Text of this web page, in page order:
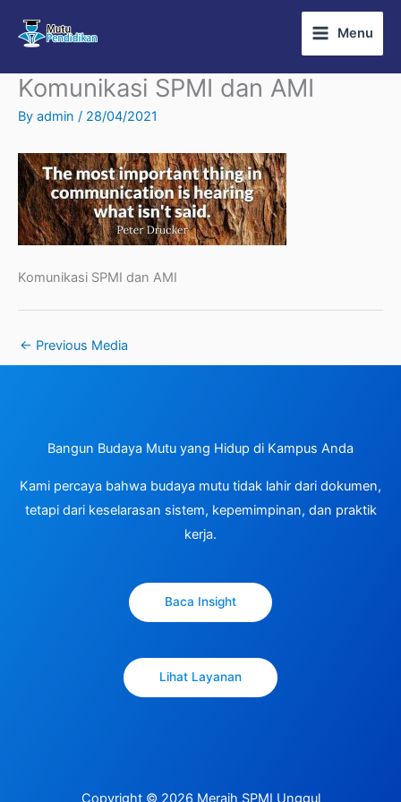
Menu
Komunikasi SPMI dan AMI
By admin / 28/04/2021
Komunikasi SPMI dan AMI
← Previous Media
Bangun Budaya Mutu yang Hidup di Kampus Anda
Kami percaya bahwa budaya mutu tidak lahir dari dokumen,
tetapi dari keselarasan sistem, kepemimpinan, dan praktik
kerja.
Baca Insight
Lihat Layanan
Copyright © 2026 Meraih SPMI Unggul